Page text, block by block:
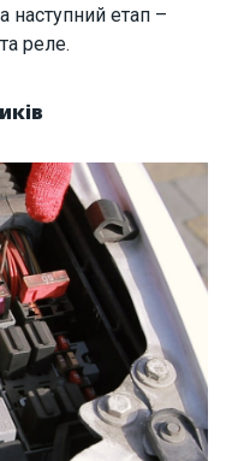
наступний етап –
реле.